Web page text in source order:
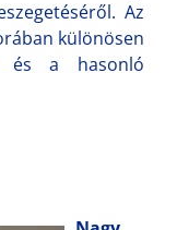
Az
különösen
és a hasonló